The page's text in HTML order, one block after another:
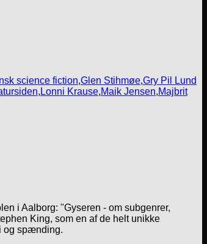
science fiction,Glen Stihmøe,Gry Pil Lund
, Lonni Krause,Maik Jensen,Majbrit
i Aalborg: "Gyseren - om subgenrer,
King, som en af de helt unikke
og spænding.